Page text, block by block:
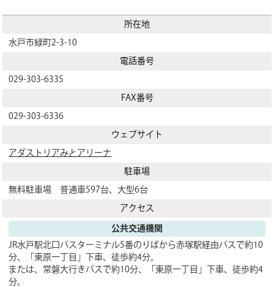
所在地
水戸市緑町2-3-10
電話番号
029-303-6335
FAX番号
029-303-6336
ウェブサイト
アダストリアみとアリーナ
駐車場
無料駐車場 普通車597台、大型6台
アクセス
公共交通機関
JR水戸駅北口バスターミナル5番のりばから赤塚駅経由バスで約10
分、「東原一丁目」下車、徒歩約4分。
または、常磐大行きバスで約10分、「東原一丁目」下車、徒歩約4
分。